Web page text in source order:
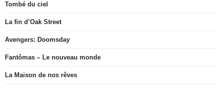
Tombé du ciel
La fin d’Oak Street
Avengers: Doomsday
Fantômas – Le nouveau monde
La Maison de nos rêves